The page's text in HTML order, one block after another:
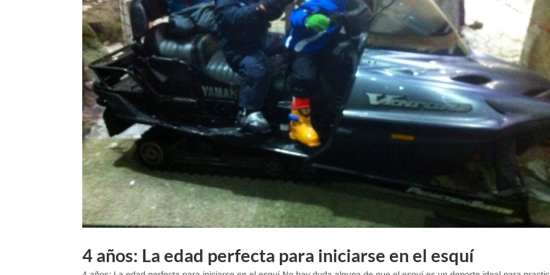
4 años: La edad perfecta para iniciarse en el esquí